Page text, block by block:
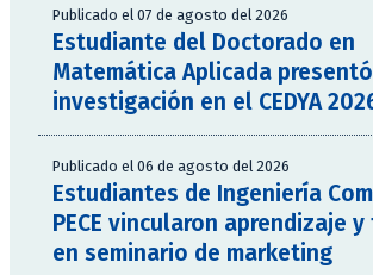
Publicado el 07 de agosto del 2026
Estudiante del Doctorado en
Matemática Aplicada
investigación en el CEDYA
Publicado el 06 de agosto del 2026
Estudiantes de Ingeniería
PECE vincularon aprendizaje
en seminario de marketing